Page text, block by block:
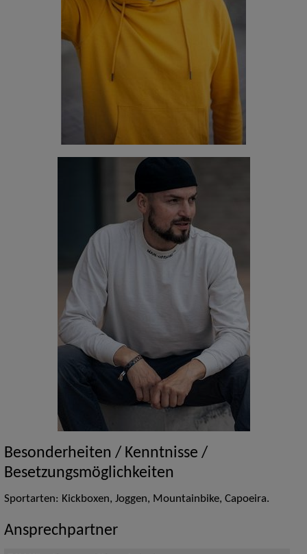
Besonderheiten / Kenntnisse /
Besetzungsmöglichkeiten
Sportarten: Kickboxen, Joggen, Mountainbike, Capoeira.
Ansprechpartner